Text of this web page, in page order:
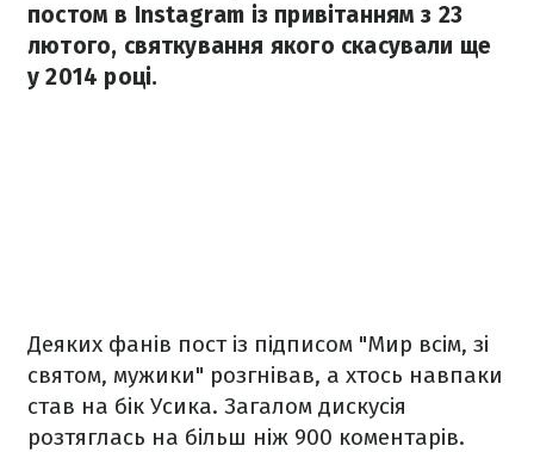
постом в Instagram із привітанням з 23
лютого, святкування якого скасували ще
у 2014 році.
Деяких фанів пост із підписом "Мир всім, зі
святом, мужики" розгнівав, а хтось навпаки
став на бік Усика. Загалом дискусія
розтяглась на більш ніж 900 коментарів.